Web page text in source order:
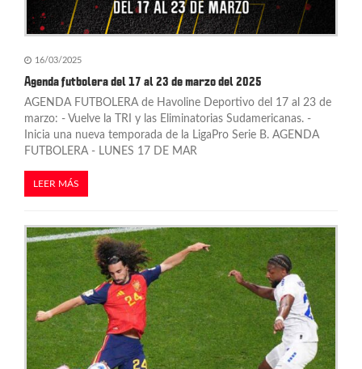
r
d
a
s
16/03/2025
Agenda futbolera del 17 al 23 de marzo del 2025
AGENDA FUTBOLERA de Havoline Deportivo del 17 al 23 de
marzo: - Vuelve la TRI y las Eliminatorias Sudamericanas. -
Inicia una nueva temporada de la LigaPro Serie B. AGENDA
FUTBOLERA - LUNES 17 DE MAR
LEER MÁS